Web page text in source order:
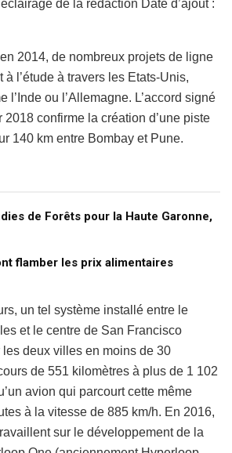
de la rédaction Date d’ajout :
2014, de nombreux projets de ligne
à l’étude à travers les Etats-Unis,
l’Inde ou l’Allemagne. L’accord signé
2018 confirme la création d’une piste
140 km entre Bombay et Pune.
de Forêts pour la Haute Garonne,
flamber les prix alimentaires
un tel système installé entre le
et le centre de San Francisco
les deux villes en moins de 30
de 551 kilomètres à plus de 1 102
avion qui parcourt cette même
à la vitesse de 885 km/h. En 2016,
sur le développement de la